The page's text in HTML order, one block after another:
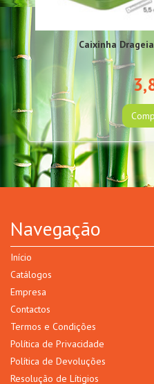
Caixinha
Navegação
Início
Catálogos
Empresa
Contactos
Termos e Condições
Política de Privacidade
Política de Devoluções
Resolução de Lítigios